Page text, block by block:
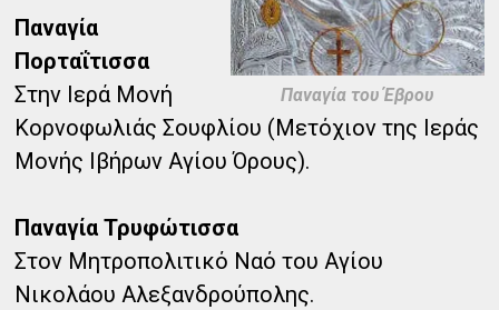
Παναγία του Έβρου
Παναγία
Πορταΐτισσα
Στην Ιερά Μονή
Κορνοφωλιάς Σουφλίου (Μετόχιον της Ιεράς
Μονής Ιβήρων Αγίου Όρους).
Παναγία Τρυφώτισσα
Στον Μητροπολιτικό Ναό του Αγίου
Νικολάου Αλεξανδρούπολης.